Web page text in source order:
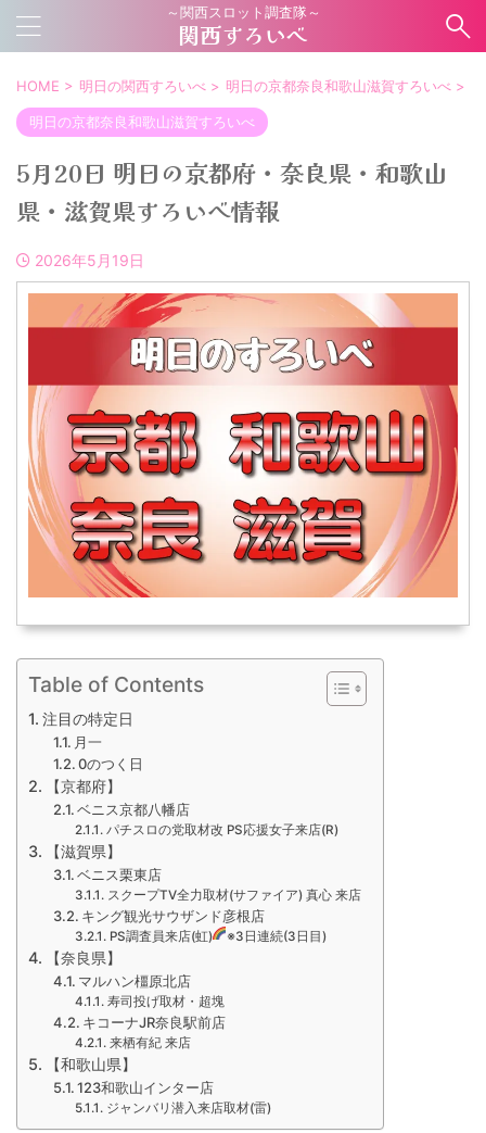
～関西スロット調査隊～
関西すろいべ
HOME > 明日の関西すろいべ > 明日の京都奈良和歌山滋賀すろいべ >
明日の京都奈良和歌山滋賀すろいべ
5月20日 明日の京都府・奈良県・和歌山
県・滋賀県すろいべ情報
2026年5月19日
Table of Contents
注目の特定日
月一
0のつく日
【京都府】
ベニス京都八幡店
パチスロの党取材改 PS応援女子来店(R)
【滋賀県】
ベニス栗東店
スクープTV全力取材(サファイア) 真心 来店
キング観光サウザンド彦根店
PS調査員来店(虹) ※3日連続(3日目)
【奈良県】
マルハン橿原北店
寿司投げ取材・超塊
キコーナJR奈良駅前店
来栖有紀 来店
【和歌山県】
123和歌山インター店
ジャンバリ潜入来店取材(雷)